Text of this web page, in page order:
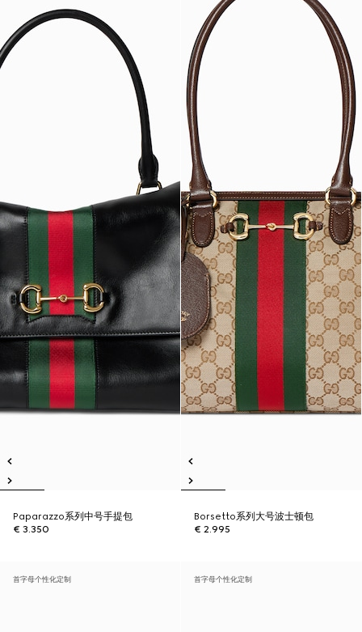
Paparazzo系列中号手提包
€ 3.350
Borsetto系列大号波士顿包
€ 2.995
首字母个性化定制 首字母个性化定制